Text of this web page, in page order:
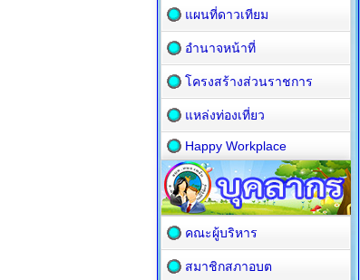
แผนที่ดาวเทียม
อำนาจหน้าที่
โครงสร้างส่วนราชการ
แหล่งท่องเที่ยว
Happy Workplace
คณะผู้บริหาร
สมาชิกสภาอบต